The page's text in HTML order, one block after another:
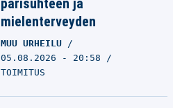
parisuhteen ja
mielenterveyden
MUU URHEILU
05.08.2026 - 20:58
TOIMITUS